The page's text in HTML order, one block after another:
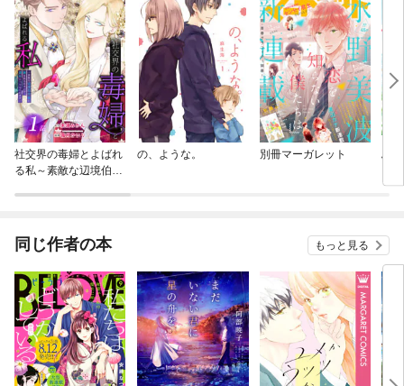
社交界の毒婦とよばれ
る私～素敵な辺境伯令
の、ような。 別冊マーガレット ふ
同じ作者の本 もっと見る